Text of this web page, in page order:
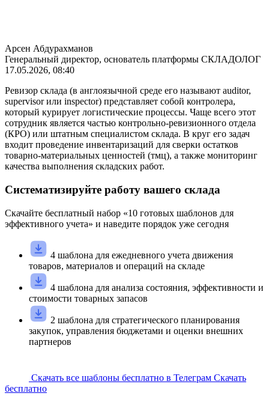
Арсен Абдурахманов
Генеральный директор, основатель платформы СКЛАДОЛОГ
17.05.2026, 08:40
Ревизор склада (в англоязычной среде его называют auditor,
supervisor или inspector) представляет собой контролера,
который курирует логистические процессы. Чаще всего этот
сотрудник является частью контрольно-ревизионного отдела
(КРО) или штатным специалистом склада. В круг его задач
входит проведение инвентаризаций для сверки остатков
товарно-материальных ценностей (тмц), а также мониторинг
качества выполнения складских работ.
Систематизируйте работу вашего склада
Скачайте бесплатный набор «10 готовых шаблонов для
эффективного учета» и наведите порядок уже сегодня
4 шаблона для ежедневного учета движения
товаров, материалов и операций на складе
4 шаблона для анализа состояния, эффективности и
стоимости товарных запасов
2 шаблона для стратегического планирования
закупок, управления бюджетами и оценки внешних
партнеров
Скачать все шаблоны бесплатно в Телеграм Скачать
бесплатно